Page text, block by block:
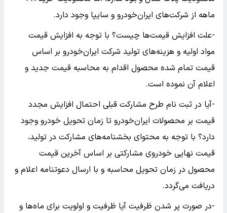
ماهه از شرکت‌های ایران‌خودرو و سایپا وجود دارد.
-علت افزایش قیمت‌ها چیست؟ با توجه به افزایش قیمت
مواد اولیه و هزینه‌های تولید شرکت ایران‌خودرو بر اساس
قیمت تمام شده محصول اقدام به محاسبه قیمت جدید و
اعلام آن نموده است.
-آیا در ثبت نام طرح مشارکت قبلی احتمال افزایش مجدد
قیمت بر محصولات ایران‌خودرو تا زمان تحویل خودرو وجود
دارد؟ با توجه به محتوای بخشنامه‌های مشارکت در تولید،
قیمت نهایی خودروی مشارکتی بر اساس آخرین قیمت
محصول در زمان تحویل محاسبه و با ارسال دعوتنامه اعلام و
دریافت می‌گردد.
-در صورت پر شدن ظرفیت آیا ظرفیت و اولویت برای ماه‌ها و